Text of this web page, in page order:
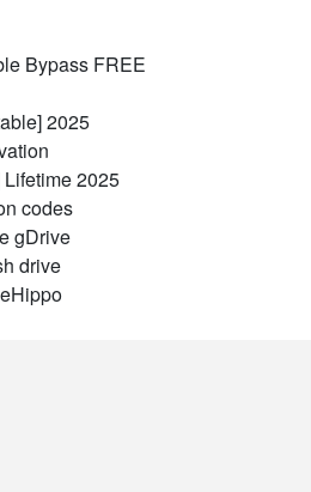
Bypass FREE
2025
2025
codes
gDrive
drive